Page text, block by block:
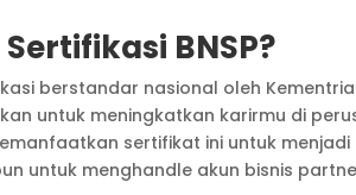
BNSP?
berstandar nasional oleh
untuk meningkatkan karirmu di
sertifikat ini untuk
untuk menghandle akun bisnis